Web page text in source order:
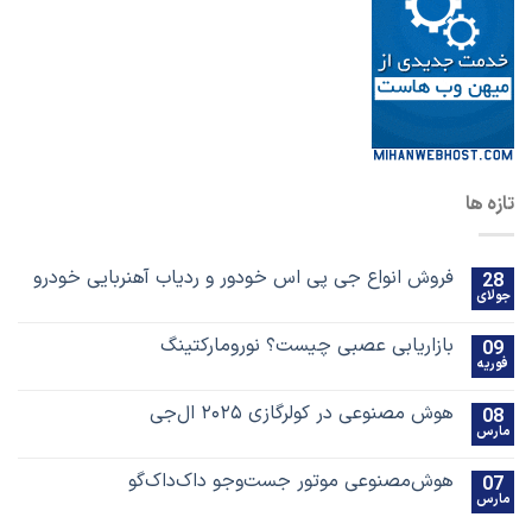
تازه ها
28
جولای
فروش انواع جی پی اس خودور و ردیاب آهنربایی خودرو
09
فوریه
بازاریابی عصبی چیست؟ نورومارکتینگ
08
مارس
هوش مصنوعی در کولرگازی ۲۰۲۵ ال‌جی
07
مارس
هوش‌مصنوعی موتور جست‌و‌جو داک‌داک‌گو